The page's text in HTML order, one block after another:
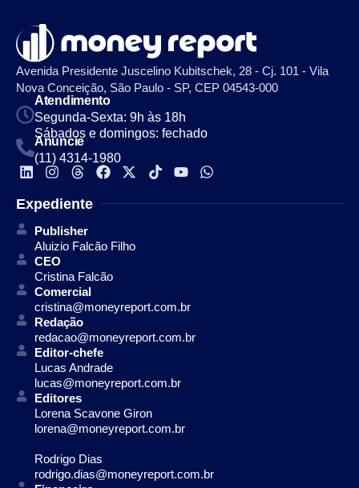
Avenida Presidente Juscelino Kubitschek, 28 - Cj. 101 - Vila
Nova Conceição, São Paulo - SP, CEP 04543-000
Atendimento
Segunda-Sexta: 9h às 18h
Sábados e domingos: fechado
Anuncie
(11) 4314-1980
Expediente
Publisher
Aluizio Falcão Filho
CEO
Cristina Falcão
Comercial
cristina@moneyreport.com.br
Redação
redacao@moneyreport.com.br
Editor-chefe
Lucas Andrade
lucas@moneyreport.com.br
Editores
Lorena Scavone Giron
lorena@moneyreport.com.br
Rodrigo Dias
rodrigo.dias@moneyreport.com.br